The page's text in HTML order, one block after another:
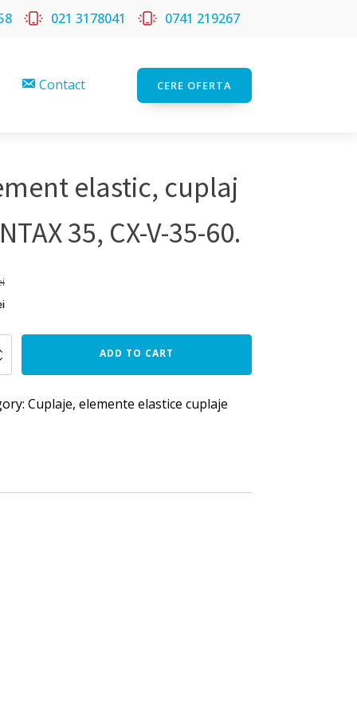
021 3178041 0741 219267
Contact CERE OFERTA
elastic, cuplaj
35, CX-V-35-60.
ADD TO CART
Cuplaje, elemente elastice cuplaje